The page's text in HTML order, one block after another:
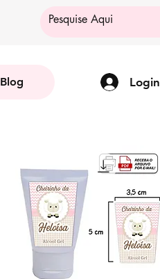
Blog Login